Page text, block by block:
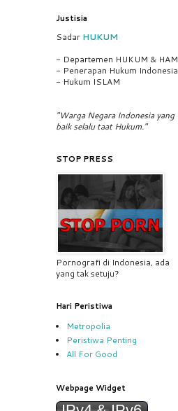
Justisia
Sadar HUKUM
- Departemen HUKUM & HAM
- Penerapan Hukum Indonesia
- Hukum ISLAM
"Warga Negara Indonesia yang
baik selalu taat Hukum."
STOP PRESS
Pornografi di Indonesia, ada
yang tak setuju?
Hari Peristiwa
Metropolia
Peristiwa Penting
All For Good
Webpage Widget